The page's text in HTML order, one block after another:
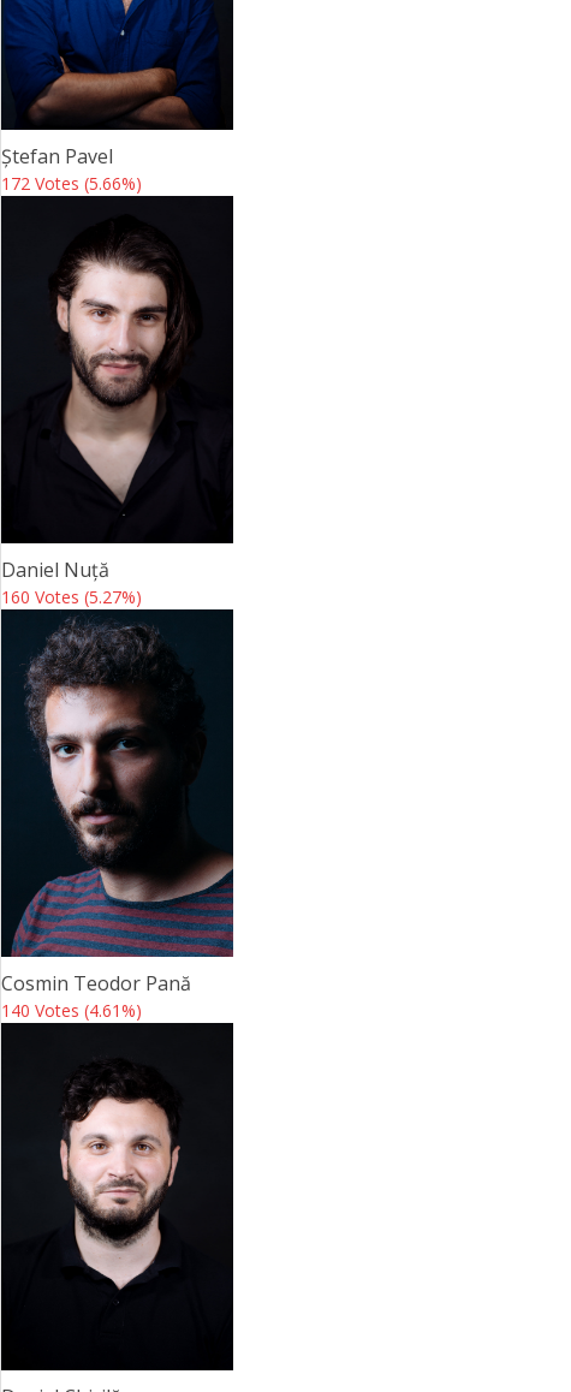
Ștefan Pavel
172 Votes (5.66%)
Daniel Nuță
160 Votes (5.27%)
Cosmin Teodor Pană
140 Votes (4.61%)